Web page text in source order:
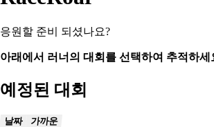
응원할 준비 되셨나요?
아래에서 러너의 대회를 선택하여 추적하세
예정된 대회
날짜 가까운